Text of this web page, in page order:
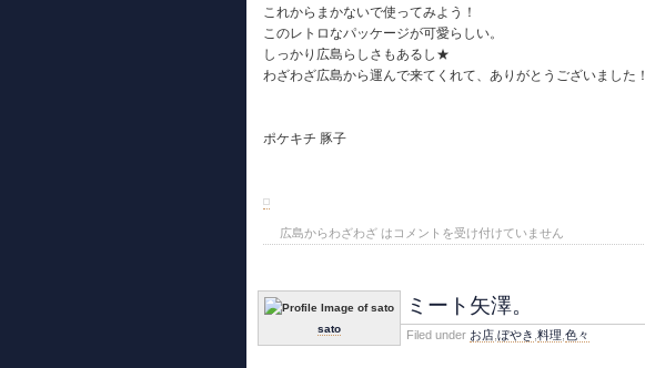
これからまかないで使ってみよう！
このレトロなパッケージが可愛らしい。
しっかり広島らしさもあるし★
わざわざ広島から運んで来てくれて、ありがとうございました！
ポケキチ 豚子
広島からわざわざ は コメントを受け付けていません
sato
ミート矢澤。
Filed under お店 ぼやき 料理 色々